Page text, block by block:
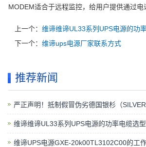
MODEM适合于远程监控，给用户提供通过电
上一个： 维谛维谛UL33系列UPS电源的功
下一个： 维谛ups电源厂家联系方式
推荐新闻
严正声明！抵制假冒伪劣德国银杉（
维谛维谛UL33系列UPS电源的功率电缆选型
维谛UPS电源GXE-20k00TL3102C00的工